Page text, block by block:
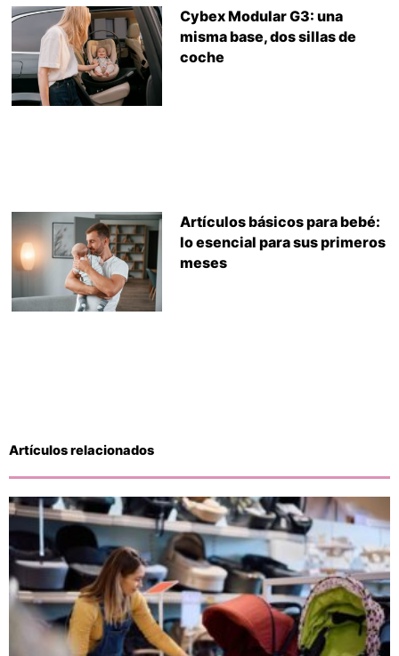
Cybex Modular G3: una
misma base, dos sillas de
coche
Artículos básicos para bebé:
lo esencial para sus primeros
meses
Artículos relacionados